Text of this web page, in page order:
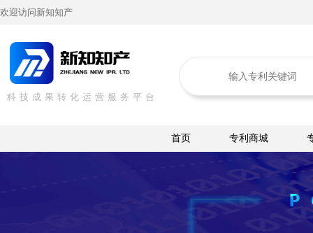
欢迎访问新知知产
科技成果转化运营服务平台
首页 专利商城